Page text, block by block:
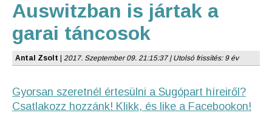
Auswitzban is jártak a
garai táncosok
Antal Zsolt 2017. Szeptember 09. 21:15:37 | Utolsó frissítés: 9 év
Gyorsan szeretnél értesülni a Sugópart híreiről?
Csatlakozz hozzánk! Klikk, és like a Facebookon!